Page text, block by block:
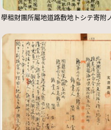
學租財團所屬地道路敷地トシテ寄附